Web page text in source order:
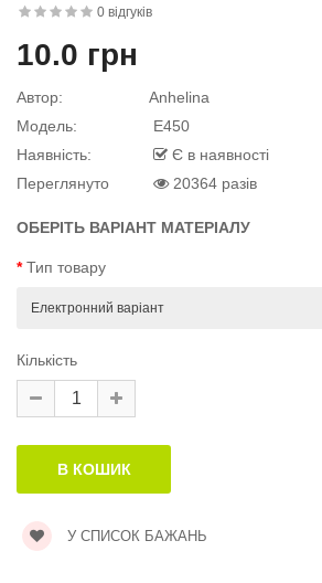
матеріал
0 відгуків
10.0 грн
Автор:
Anhelina
Модель:
E450
Наявність:
Є в наявності
Переглянуто
20364 разів
ОБЕРІТЬ ВАРІАНТ МАТЕРІАЛУ
Тип товару
Кількість
У СПИСОК БАЖАНЬ